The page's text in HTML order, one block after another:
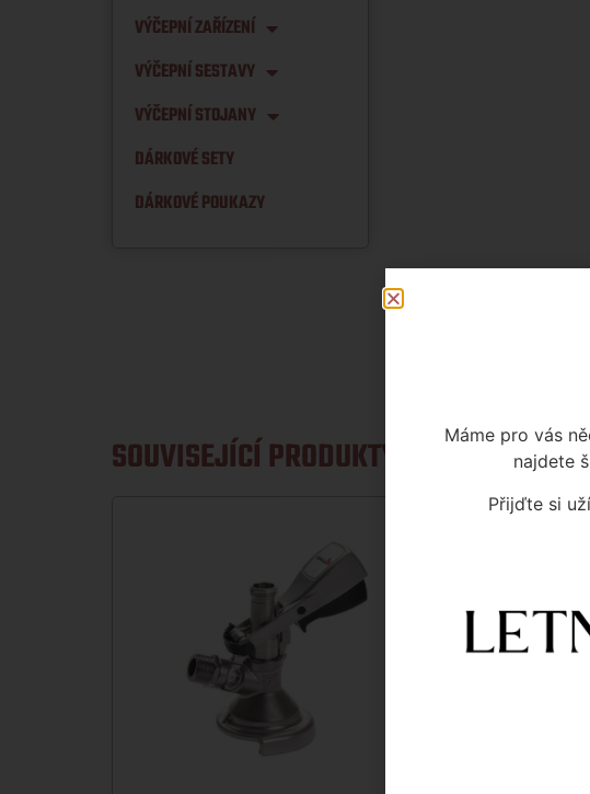
VÝČEPNÍ ZAŘÍZENÍ
VÝČEPNÍ SESTAVY
VÝČEPNÍ STOJANY
DÁRKOVÉ SETY
DÁRKOVÉ POUKAZY
SOUVISEJÍCÍ PRODUKTY
Máme pro vás
najdete
Přijďte si